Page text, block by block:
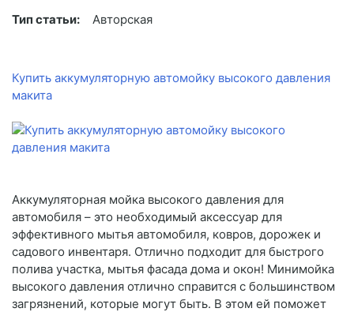
Тип статьи: Авторская
Купить аккумуляторную автомойку высокого давления
макита
Аккумуляторная мойка высокого давления для
автомобиля – это необходимый аксессуар для
эффективного мытья автомобиля, ковров, дорожек и
садового инвентаря. Отлично подходит для быстрого
полива участка, мытья фасада дома и окон! Минимойка
высокого давления отлично справится с большинством
загрязнений, которые могут быть. В этом ей поможет